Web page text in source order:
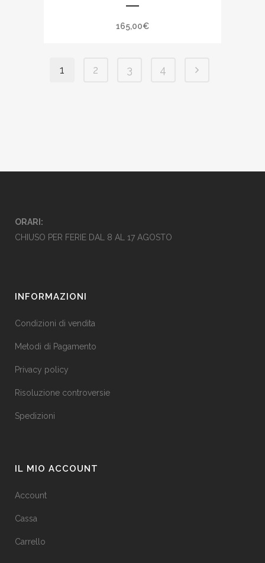
165,00€
1 2 3 4
ORARI:
CHIUSO PER FERIE DAL 8 AL 17 AGOSTO
INFORMAZIONI
Condizioni di vendita
Metodi di Pagamento
Privacy policy
Risoluzione controversie
Spedizioni
IL MIO ACCOUNT
Account
Cassa
Carrello